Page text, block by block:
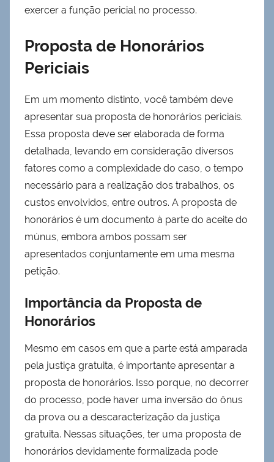
exercer a função pericial no processo.
Proposta de Honorários
Periciais
Em um momento distinto, você também deve
apresentar sua proposta de honorários periciais.
Essa proposta deve ser elaborada de forma
detalhada, levando em consideração diversos
fatores como a complexidade do caso, o tempo
necessário para a realização dos trabalhos, os
custos envolvidos, entre outros. A proposta de
honorários é um documento à parte do aceite do
múnus, embora ambos possam ser
apresentados conjuntamente em uma mesma
petição.
Importância da Proposta de
Honorários
Mesmo em casos em que a parte está amparada
pela justiça gratuita, é importante apresentar a
proposta de honorários. Isso porque, no decorrer
do processo, pode haver uma inversão do ônus
da prova ou a descaracterização da justiça
gratuita. Nessas situações, ter uma proposta de
honorários devidamente formalizada pode